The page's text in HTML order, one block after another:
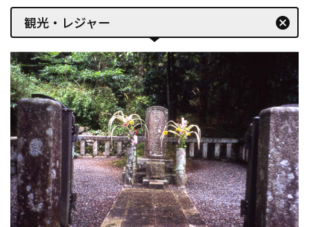
観光・レジャー cancel